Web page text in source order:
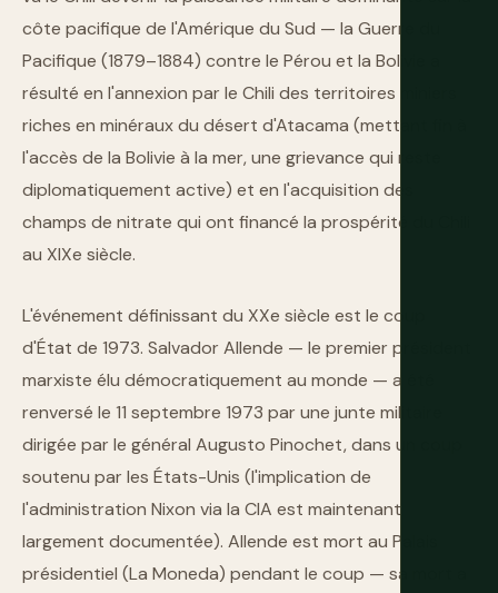
côte pacifique de l'Amérique du Sud — la Guerre du
Pacifique (1879–1884) contre le Pérou et la Bolivie a
résulté en l'annexion par le Chili des territoires miniers
riches en minéraux du désert d'Atacama (mettant fin à
l'accès de la Bolivie à la mer, une grievance qui reste
diplomatiquement active) et en l'acquisition des
champs de nitrate qui ont financé la prospérité du Chili
au XIXe siècle.
L'événement définissant du XXe siècle est le coup
d'État de 1973. Salvador Allende — le premier président
marxiste élu démocratiquement au monde — a été
renversé le 11 septembre 1973 par une junte militaire
dirigée par le général Augusto Pinochet, dans un coup
soutenu par les États-Unis (l'implication de
l'administration Nixon via la CIA est maintenant
largement documentée). Allende est mort au Palais
présidentiel (La Moneda) pendant le coup — sa mort a